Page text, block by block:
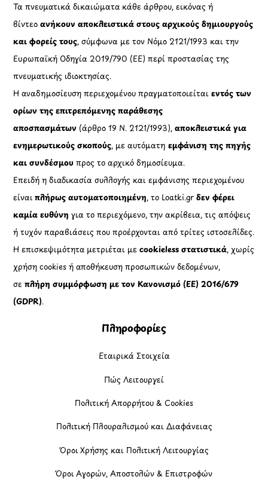
Τα πνευματικά δικαιώματα κάθε άρθρου, εικόνας ή
βίντεοανήκουν αποκλειστικά στους αρχικούς δημιουργούς
και φορείς τους, σύμφωνα με τον Νόμο 2121/1993 και την
Ευρωπαϊκή Οδηγία 2019/790 (ΕΕ) περί προστασίας της
πνευματικής ιδιοκτησίας.
Η αναδημοσίευση περιεχομένου πραγματοποιείταιεντός των
ορίων της επιτρεπόμενης παράθεσης
αποσπασμάτων (άρθρο 19 Ν. 2121/1993), αποκλειστικά για
ενημερωτικούς σκοπούς, με αυτόματηεμφάνιση της πηγής
και συνδέσμου προς το αρχικό δημοσίευμα.
Επειδή η διαδικασία συλλογής και εμφάνισης περιεχομένου
είναιπλήρως αυτοματοποιημένη, το Loatki.grδεν φέρει
καμία ευθύνη για το περιεχόμενο, την ακρίβεια, τις απόψεις
ή τυχόν παραβιάσεις που προέρχονται από τρίτες ιστοσελίδες.
Η επισκεψιμότητα μετριέται μεcookieless στατιστικά, χωρίς
χρήση cookies ή αποθήκευση προσωπικών δεδομένων,
σεπλήρη συμμόρφωση με τον Κανονισμό (ΕΕ) 2016/679
(GDPR).
Πληροφορίες
Εταιρικά Στοιχεία
Πώς Λειτουργεί
Πολιτική Απορρήτου & Cookies
Πολιτική Πλουραλισμού και Διαφάνειας
Όροι Χρήσης και Πολιτική Λειτουργίας
Όροι Αγορών, Αποστολών & Επιστροφών